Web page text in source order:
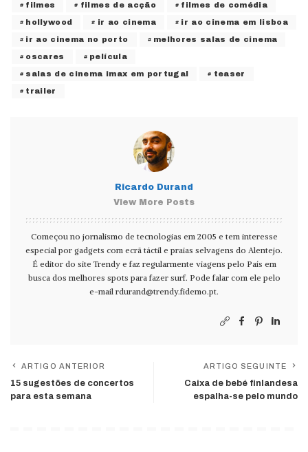
filmes filmes de acção filmes de comédia
hollywood ir ao cinema ir ao cinema em lisboa
ir ao cinema no porto melhores salas de cinema
oscares película
salas de cinema imax em portugal teaser
trailer
Ricardo Durand
View More Posts
Começou no jornalismo de tecnologias em 2005 e tem interesse
especial por gadgets com ecrã táctil e praias selvagens do Alentejo.
É editor do site Trendy e faz regularmente viagens pelo País em
busca dos melhores spots para fazer surf. Pode falar com ele pelo
e-mail rdurand@trendy.fidemo.pt.
ARTIGO ANTERIOR
15 sugestões de concertos
para esta semana
ARTIGO SEGUINTE
Caixa de bebé finlandesa
espalha-se pelo mundo